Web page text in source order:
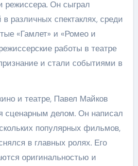
режиссера. Он сыграл
различных спектаклях, среди
«Гамлет» и «Ромео и
работы в театре
и стали событиями в
и театре, Павел Майков
сценарным делом. Он написал
популярных фильмов,
в главных ролях. Его
оригинальностью и